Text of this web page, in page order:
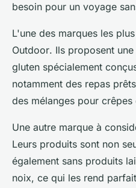
besoin pour un voyage
L'une des marques les
Outdoor. Ils proposent
gluten spécialement
notamment des repas
des mélanges pour crêpes
Une autre marque à
Leurs produits sont non
également sans produits
noix, ce qui les rend